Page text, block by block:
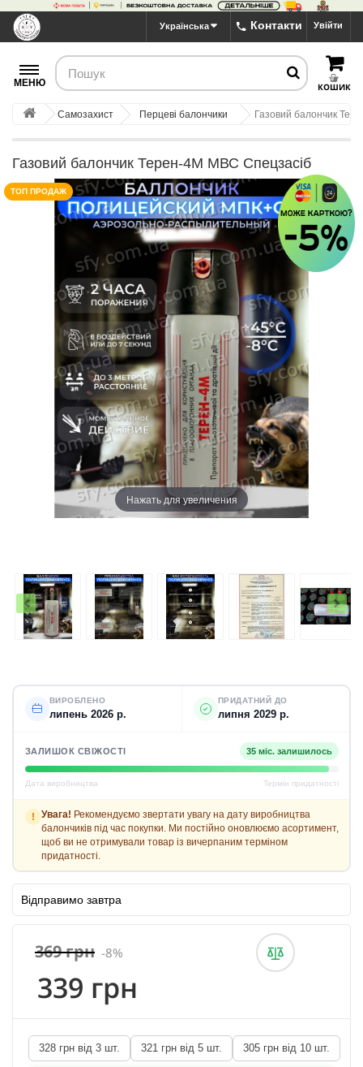
Увійти
Контакти
Українська
КОШИК
МЕНЮ
Самозахист Перцеві балончики Газовий балончик
Газовий балончик Терен-4М МВС Спецзасіб
Нажать для увеличения
ТОП ПРОДАЖ
ВИРОБЛЕНО
липень 2026 р.
ПРИДАТНИЙ ДО
липня 2029 р.
ЗАЛИШОК СВІЖОСТІ 35 міс. залишилось
Дата виробництва Термін придатності
! Увага! Рекомендуємо звертати увагу на дату виробництва
балончиків під час покупки. Ми постійно оновлюємо асортимент,
щоб ви не отримували товар із вичерпаним терміном
придатності.
Відправимо завтра
339 грн
-8%
369 грн
328 грн від 3 шт. 321 грн від 5 шт. 305 грн від 10 шт.